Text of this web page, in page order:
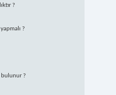
?
?
bulunur ?